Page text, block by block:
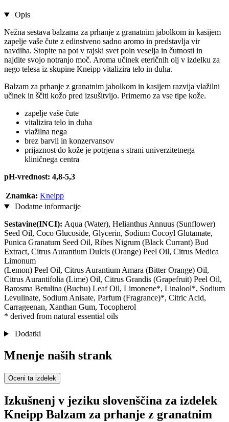
Opis
Nežna sestava balzama za prhanje z granatnim jabolkom in kasijem
zapelje vaše čute z edinstveno sadno aromo in predstavlja vir
navdiha. Stopite na pot v rajski svet poln veselja in čutnosti in
najdite svojo notranjo moč. Aroma učinek eteričnih olj v izdelku za
nego telesa iz skupine Kneipp vitalizira telo in duha.
Balzam za prhanje z granatnim jabolkom in kasijem razvija vlažilni
učinek in ščiti kožo pred izsušitvijo. Primerno za vse tipe kože.
zapelje vaše čute
vitalizira telo in duha
vlažilna nega
brez barvil in konzervansov
prijaznost do kože je potrjena s strani univerzitetnega
kliničnega centra
pH-vrednost: 4,8-5,3
Znamka: Kneipp
Dodatne informacije
Sestavine(INCI): Aqua (Water), Helianthus Annuus (Sunflower)
Seed Oil, Coco Glucoside, Glycerin, Sodium Cocoyl Glutamate,
Punica Granatum Seed Oil, Ribes Nigrum (Black Currant) Bud
Extract, Citrus Aurantium Dulcis (Orange) Peel Oil, Citrus Medica
Limonum
(Lemon) Peel Oil, Citrus Aurantium Amara (Bitter Orange) Oil,
Citrus Aurantifolia (Lime) Oil, Citrus Grandis (Grapefruit) Peel Oil,
Barosma Betulina (Buchu) Leaf Oil, Limonene*, Linalool*, Sodium
Levulinate, Sodium Anisate, Parfum (Fragrance)*, Citric Acid,
Carrageenan, Xanthan Gum, Tocopherol
* derived from natural essential oils
Dodatki
Mnenje naših strank
Oceni ta izdelek
Izkušnenj v jeziku slovenščina za izdelek
Kneipp Balzam za prhanje z granatnim